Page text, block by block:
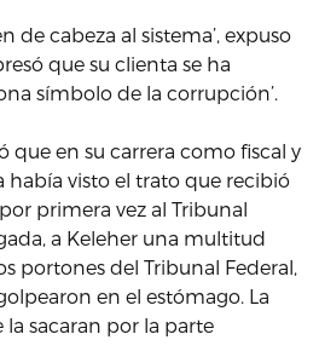
de cabeza al sistema’, expuso
que su clienta se ha
símbolo de la corrupción’.
en su carrera como fiscal y
visto el trato que recibió
primera vez al Tribunal
a Keleher una multitud
portones del Tribunal Federal,
en el estómago. La
sacaran por la parte